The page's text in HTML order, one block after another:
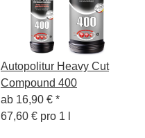
Autopolitur Heavy Cut
Compound 400
ab 16,90 € *
67,60 € pro 1 l